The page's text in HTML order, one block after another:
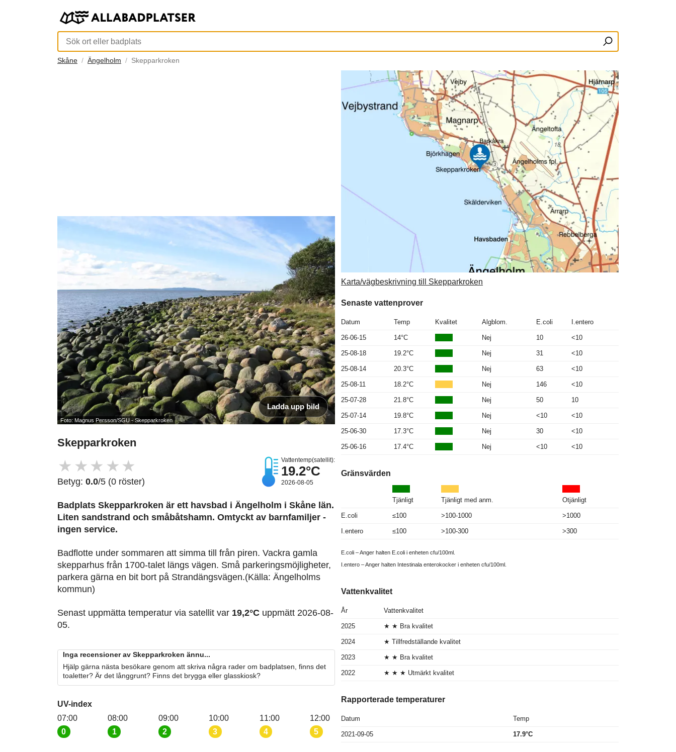
Skåne Ängelholm Skepparkroken
Foto: Magnus Persson/SGU - Skepparkroken
Ladda upp bild
Skepparkroken
★ ★ ★ ★ ★
Betyg: 0.0/5 (0 röster)
Vattentemp(satellit):
19.2°C
2026-08-05
Badplats Skepparkroken är ett havsbad i Ängelholm i Skåne län.
Liten sandstrand och småbåtshamn. Omtyckt av barnfamiljer -
ingen service.
Badflotte under sommaren att simma till från piren. Vackra gamla
skepparhus från 1700-talet längs vägen. Små parkeringsmöjligheter,
parkera gärna en bit bort på Strandängsvägen.(Källa: Ängelholms
kommun)
Senast uppmätta temperatur via satellit var 19,2°C uppmätt 2026-08-
05.
Inga recensioner av Skepparkroken ännu...
Hjälp gärna nästa besökare genom att skriva några rader om badplatsen, finns det
toaletter? Är det långgrunt? Finns det brygga eller glasskiosk?
UV-index
07:00
0
08:00
1
09:00
2
10:00
3
11:00
4
12:00
5
Karta/vägbeskrivning till Skepparkroken
Senaste vattenprover
Datum Temp Kvalitet Algblom. E.coli I.entero
26-06-15 14°C Nej 10 <10
25-08-18 19.2°C Nej 31 <10
25-08-14 20.3°C Nej 63 <10
25-08-11 18.2°C Nej 146 <10
25-07-28 21.8°C Nej 50 10
25-07-14 19.8°C Nej <10 <10
25-06-30 17.3°C Nej 30 <10
25-06-16 17.4°C Nej <10 <10
Gränsvärden
Tjänligt Tjänligt med anm. Otjänligt
E.coli ≤100 >100-1000 >1000
I.entero ≤100 >100-300 >300
E.coli – Anger halten E.coli i enheten cfu/100ml.
I.entero – Anger halten Intestinala enterokocker i enheten cfu/100ml.
Vattenkvalitet
År Vattenkvalitet
2025 ★ ★ Bra kvalitet
2024 ★ Tillfredställande kvalitet
2023 ★ ★ Bra kvalitet
2022 ★ ★ ★ Utmärkt kvalitet
Rapporterade temperaturer
Datum Temp
2021-09-05 17.9°C